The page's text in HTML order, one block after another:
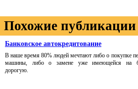
Похожие публикации
Банковское автокредитование
В наше время 80% людей мечтают либо о покупке
машины, либо о замене уже имеющейся на
дорогую.